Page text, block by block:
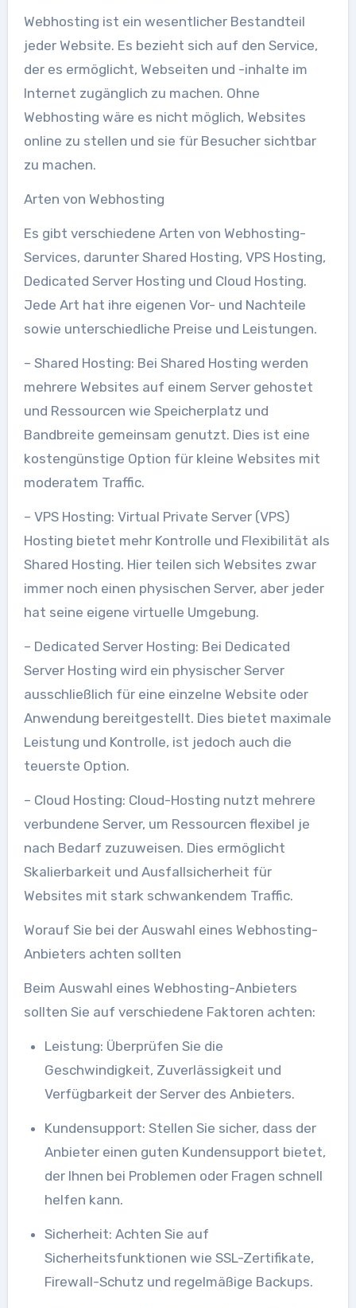
Webhosting ist ein wesentlicher Bestandteil
jeder Website. Es bezieht sich auf den Service,
der es ermöglicht, Webseiten und -inhalte im
Internet zugänglich zu machen. Ohne
Webhosting wäre es nicht möglich, Websites
online zu stellen und sie für Besucher sichtbar
zu machen.
Arten von Webhosting
Es gibt verschiedene Arten von Webhosting-
Services, darunter Shared Hosting, VPS Hosting,
Dedicated Server Hosting und Cloud Hosting.
Jede Art hat ihre eigenen Vor- und Nachteile
sowie unterschiedliche Preise und Leistungen.
– Shared Hosting: Bei Shared Hosting werden
mehrere Websites auf einem Server gehostet
und Ressourcen wie Speicherplatz und
Bandbreite gemeinsam genutzt. Dies ist eine
kostengünstige Option für kleine Websites mit
moderatem Traffic.
– VPS Hosting: Virtual Private Server (VPS)
Hosting bietet mehr Kontrolle und Flexibilität als
Shared Hosting. Hier teilen sich Websites zwar
immer noch einen physischen Server, aber jeder
hat seine eigene virtuelle Umgebung.
– Dedicated Server Hosting: Bei Dedicated
Server Hosting wird ein physischer Server
ausschließlich für eine einzelne Website oder
Anwendung bereitgestellt. Dies bietet maximale
Leistung und Kontrolle, ist jedoch auch die
teuerste Option.
– Cloud Hosting: Cloud-Hosting nutzt mehrere
verbundene Server, um Ressourcen flexibel je
nach Bedarf zuzuweisen. Dies ermöglicht
Skalierbarkeit und Ausfallsicherheit für
Websites mit stark schwankendem Traffic.
Worauf Sie bei der Auswahl eines Webhosting-
Anbieters achten sollten
Beim Auswahl eines Webhosting-Anbieters
sollten Sie auf verschiedene Faktoren achten:
Leistung: Überprüfen Sie die
Geschwindigkeit, Zuverlässigkeit und
Verfügbarkeit der Server des Anbieters.
Kundensupport: Stellen Sie sicher, dass der
Anbieter einen guten Kundensupport bietet,
der Ihnen bei Problemen oder Fragen schnell
helfen kann.
Sicherheit: Achten Sie auf
Sicherheitsfunktionen wie SSL-Zertifikate,
Firewall-Schutz und regelmäßige Backups.